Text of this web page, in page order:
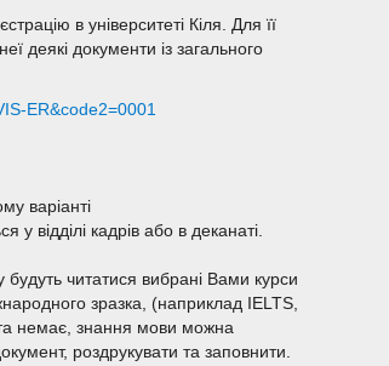
в університеті Кіля. Для її
деякі документи із загального
ER&code2=0001
варіанті
відділі кадрів або в деканаті.
читатися вибрані Вами курси
зразка, (наприклад IELTS,
немає, знання мови можна
роздрукувати та заповнити.